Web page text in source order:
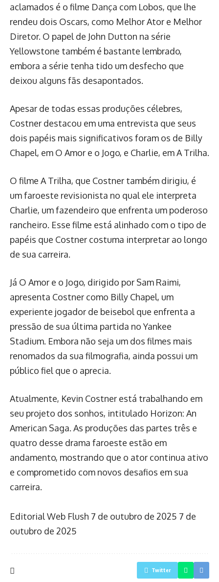
aclamados é o filme Dança com Lobos, que lhe
rendeu dois Oscars, como Melhor Ator e Melhor
Diretor. O papel de John Dutton na série
Yellowstone também é bastante lembrado,
embora a série tenha tido um desfecho que
deixou alguns fãs desapontados.
Apesar de todas essas produções célebres,
Costner destacou em uma entrevista que seus
dois papéis mais significativos foram os de Billy
Chapel, em O Amor e o Jogo, e Charlie, em A Trilha.
O filme A Trilha, que Costner também dirigiu, é
um faroeste revisionista no qual ele interpreta
Charlie, um fazendeiro que enfrenta um poderoso
rancheiro. Esse filme está alinhado com o tipo de
papéis que Costner costuma interpretar ao longo
de sua carreira.
Já O Amor e o Jogo, dirigido por Sam Raimi,
apresenta Costner como Billy Chapel, um
experiente jogador de beisebol que enfrenta a
pressão de sua última partida no Yankee
Stadium. Embora não seja um dos filmes mais
renomados da sua filmografia, ainda possui um
público fiel que o aprecia.
Atualmente, Kevin Costner está trabalhando em
seu projeto dos sonhos, intitulado Horizon: An
American Saga. As produções das partes três e
quatro desse drama faroeste estão em
andamento, mostrando que o ator continua ativo
e comprometido com novos desafios em sua
carreira.
Editorial Web Flush 7 de outubro de 2025 7 de
outubro de 2025
Twitter